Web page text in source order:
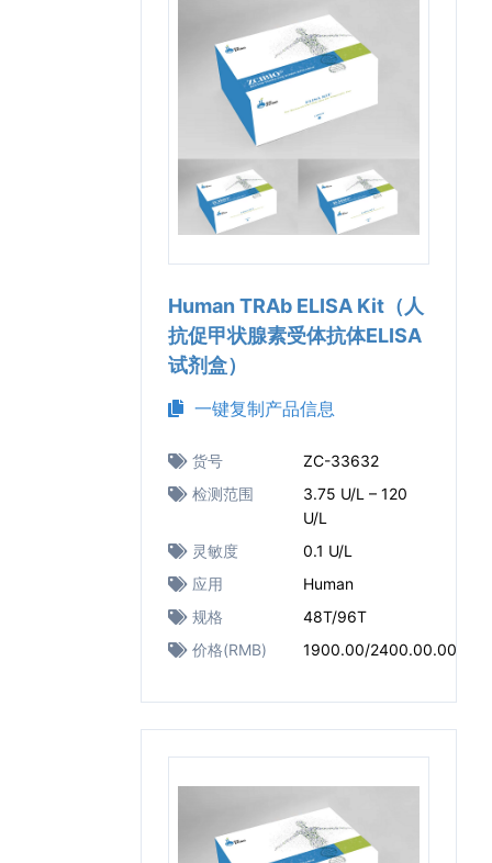
Human TRAb ELISA Kit（人
抗促甲状腺素受体抗体ELISA
试剂盒）
一键复制产品信息
货号
ZC-33632
检测范围
3.75 U/L – 120
U/L
灵敏度
0.1 U/L
应用
Human
规格
48T/96T
价格(RMB)
1900.00/2400.00.00